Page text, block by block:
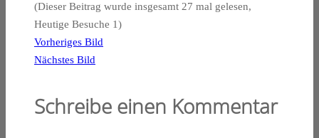
(Dieser Beitrag wurde insgesamt 27 mal gelesen,
Heutige Besuche 1)
Vorheriges Bild
Nächstes Bild
Schreibe einen Kommentar